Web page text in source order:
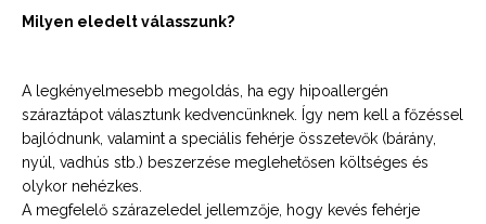
Milyen eledelt válasszunk?
A legkényelmesebb megoldás, ha egy hipoallergén
száraztápot választunk kedvencünknek. Így nem kell a főzéssel
bajlódnunk, valamint a speciális fehérje összetevők (bárány,
nyúl, vadhús stb.) beszerzése meglehetősen költséges és
olykor nehézkes.
A megfelelő szárazeledel jellemzője, hogy kevés fehérje